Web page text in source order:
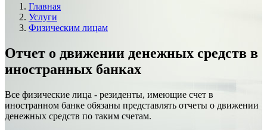
Главная
Услуги
Физическим лицам
Отчет о движении денежных средств в
иностранных банках
Все физические лица - резиденты, имеющие счет в
иностранном банке обязаны представлять отчеты о движении
денежных средств по таким счетам.